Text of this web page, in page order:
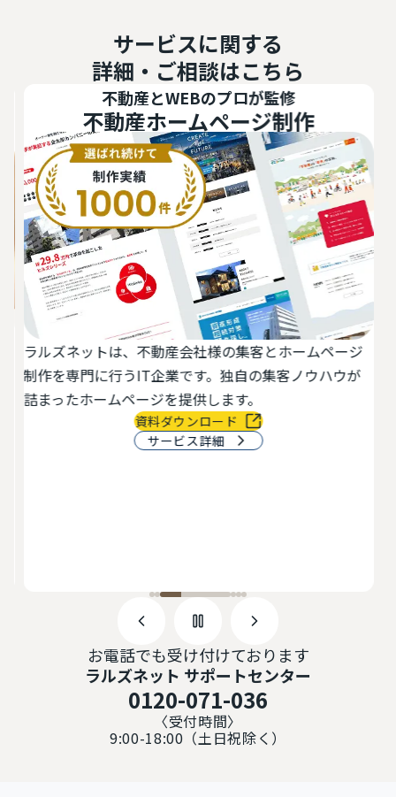
サービスに関する
詳細・ご相談はこちら
不動産とWEBのプロが監修
不動産ホームページ制作
ラルズネットは、不動産会社様の集客とホームページ
制作を専門に行うIT企業です。独自の集客ノウハウが
詰まったホームページを提供します。
資料ダウンロード
サービス詳細
お電話でも受け付けております
ラルズネット サポートセンター
0120-071-036
〈受付時間〉
9:00-18:00（土日祝除く）